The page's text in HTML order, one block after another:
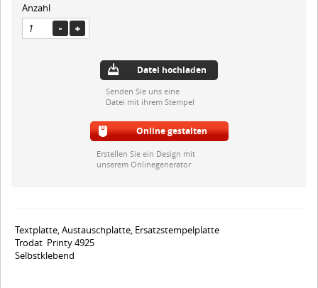
Anzahl
Datei hochladen
Senden Sie uns eine
Datei mit ihrem Stempel
Online gestalten
Erstellen Sie ein Design mit
unserem Onlinegenerator
Textplatte, Austauschplatte, Ersatzstempelplatte
Trodat Printy 4925
Selbstklebend